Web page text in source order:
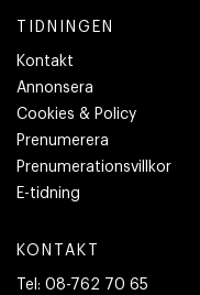
TIDNINGEN
Kontakt
Annonsera
Cookies & Policy
Prenumerera
Prenumerationsvillkor
E-tidning
KONTAKT
Tel: 08-762 70 65